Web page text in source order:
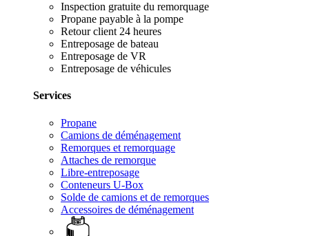
Inspection gratuite du remorquage
Propane payable à la pompe
Retour client 24 heures
Entreposage de bateau
Entreposage de VR
Entreposage de véhicules
Services
Propane
Camions de déménagement
Remorques et remorquage
Attaches de remorque
Libre-entreposage
Conteneurs U-Box
Solde de camions et de remorques
Accessoires de déménagement